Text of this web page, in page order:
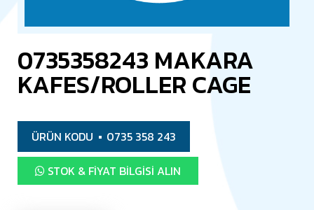
0735358243 MAKARA
KAFES/ROLLER CAGE
ÜRÜN KODU 0735 358 243
STOK & FIYAT BILGISI ALIN